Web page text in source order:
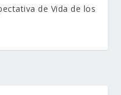
de Vida de los